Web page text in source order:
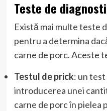
Teste de
Există mai multe teste
pentru a determina
carne de porc. Aceste
Testul de prick: un test
introducerea unei
carne de porc în pielea